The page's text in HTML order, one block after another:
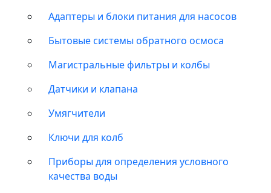
Адаптеры и блоки питания для насосов
Бытовые системы обратного осмоса
Магистральные фильтры и колбы
Датчики и клапана
Умягчители
Ключи для колб
Приборы для определения условного
качества воды